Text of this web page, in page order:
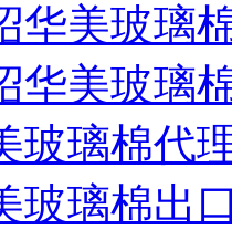
华美玻璃
华美玻璃
玻璃棉代
玻璃棉出